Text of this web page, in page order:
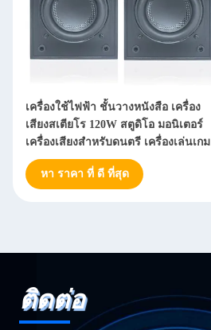
เครื่องใช้ไฟฟ้า ชั้นวางหนังสือ เครื่อง
เสียงสเตียโร 120W สตูดิโอ มอนิเตอร์
เครื่องเสียงสําหรับดนตรี เครื่องเล่นเกม
หา ราคา ที่ ดี ที่สุด
ติดต่อ